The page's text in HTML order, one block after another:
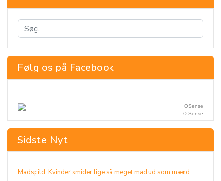
Følg os på Facebook
O-Sense
Sidste Nyt
Madspild: Kvinder smider lige så meget mad ud som mænd